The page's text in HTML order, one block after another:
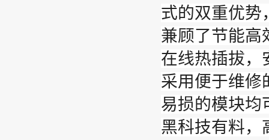
式的双重优势
兼顾了节能高
在线热插拔，
采用便于维修
易损的模块均
黑科技有料，